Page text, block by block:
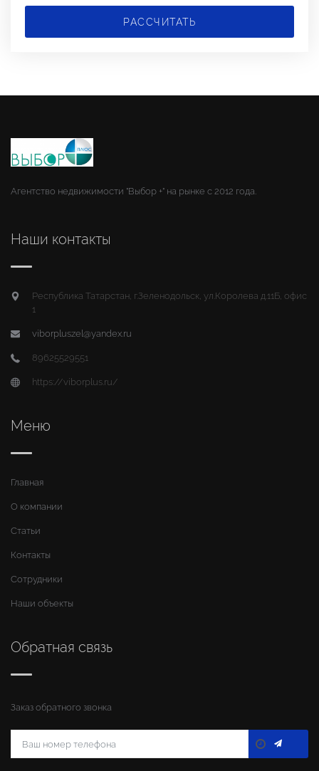
РАССЧИТАТЬ
Агентство недвижимости "Выбор +" на рынке с 2012 года.
Наши контакты
Республика Татарстан, г.Зеленодольск, ул.Королева д.11Б, офис
1
viborpluszel@yandex.ru
89625529551
https://viborplus.ru/
Меню
Главная
О компании
Статьи
Контакты
Сотрудники
Наши объекты
Обратная связь
Заказ обратного звонка